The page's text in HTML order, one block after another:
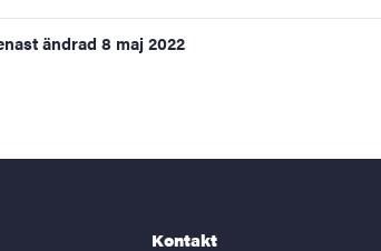
ändrad 8 maj 2022
Kontakt